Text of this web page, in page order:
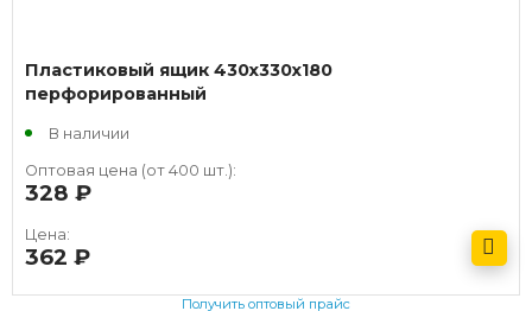
Пластиковый ящик 430х330х180
перфорированный
В наличии
Оптовая цена (от 400 шт.):
328
Цена:
362
Получить оптовый прайс